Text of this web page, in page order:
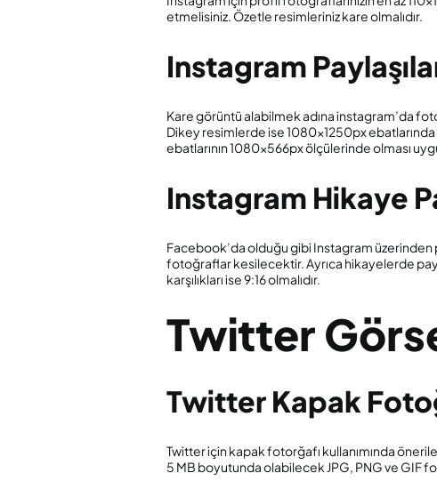
etmelisiniz. Özetle resimleriniz kare olmalıdır.
Instagram
Kare görüntü alabilmek adına instagram’da
Dikey resimlerde ise 1080x1250px
ebatlarının 1080x566px ölçülerinde olması
Instagram Hikaye
Facebook’da olduğu gibi Instagram
fotoğraflar kesilecektir. Ayrıca hikayelerde
karşılıkları ise 9:16 olmalıdır.
Twitter
Twitter Kapak
Twitter için kapak fotorğafı kullanımında
5 MB boyutunda olabilecek JPG, PNG ve GIF